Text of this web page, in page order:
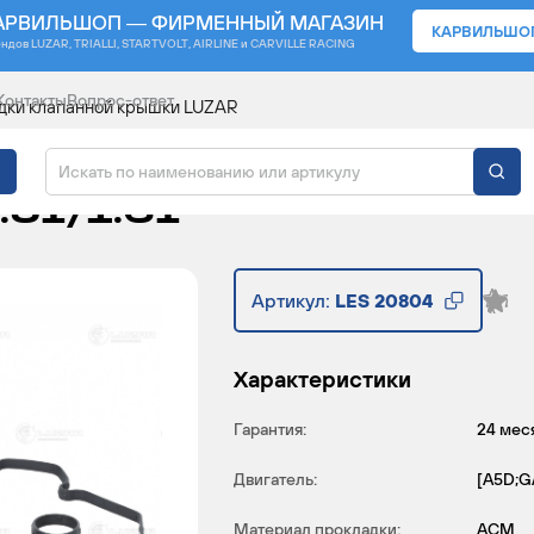
— ФИРМЕННЫЙ МАГАЗИН
LUZAR, TRIALLI, STARTVOLT, AIRLINE и CARVILLE RACING
Вопрос-ответ
клапанной крышки LUZAR
КРЫШКИ ДЛЯ
1.6I
Артикул: LES 20804
Характеристики
Гарантия: 24
Двигатель:
Материал прокладки: ACM